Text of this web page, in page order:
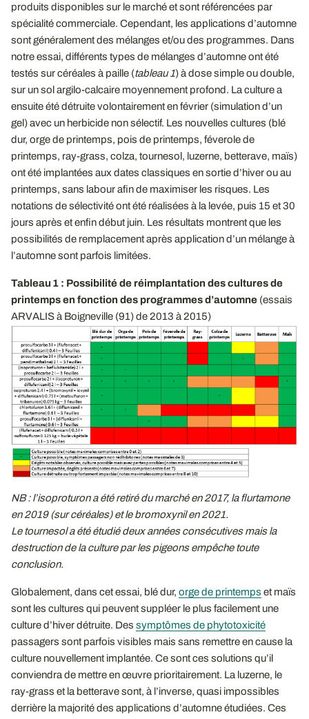
produits disponibles sur le marché et sont référencées par
spécialité commerciale. Cependant, les applications d’automne
sont généralement des mélanges et/ou des programmes. Dans
notre essai, différents types de mélanges d’automne ont été
testés sur céréales à paille (tableau 1) à dose simple ou double,
sur un sol argilo-calcaire moyennement profond. La culture a
ensuite été détruite volontairement en février (simulation d’un
gel) avec un herbicide non sélectif. Les nouvelles cultures (blé
dur, orge de printemps, pois de printemps, féverole de
printemps, ray-grass, colza, tournesol, luzerne, betterave, maïs)
ont été implantées aux dates classiques en sortie d’hiver ou au
printemps, sans labour afin de maximiser les risques. Les
notations de sélectivité ont été réalisées à la levée, puis 15 et 30
jours après et enfin début juin. Les résultats montrent que les
possibilités de remplacement après application d’un mélange à
l’automne sont parfois limitées.
Tableau 1 : Possibilité de réimplantation des cultures de
printemps en fonction des programmes d’automne (essais
ARVALIS à Boigneville (91) de 2013 à 2015)
NB : l’isoproturon a été retiré du marché en 2017, la flurtamone
en 2019 (sur céréales) et le bromoxynil en 2021.
Le tournesol a été étudié deux années consécutives mais la
destruction de la culture par les pigeons empêche toute
conclusion.
Globalement, dans cet essai, blé dur, orge de printemps et maïs
sont les cultures qui peuvent suppléer le plus facilement une
culture d’hiver détruite. Des symptômes de phytotoxicité
passagers sont parfois visibles mais sans remettre en cause la
culture nouvellement implantée. Ce sont ces solutions qu’il
conviendra de mettre en œuvre prioritairement. La luzerne, le
ray-grass et la betterave sont, à l’inverse, quasi impossibles
derrière la majorité des applications d’automne étudiées. Ces